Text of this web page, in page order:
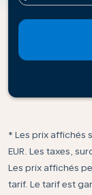
* Les prix affichés
EUR. Les taxes,
Les prix affichés
tarif. Le tarif est